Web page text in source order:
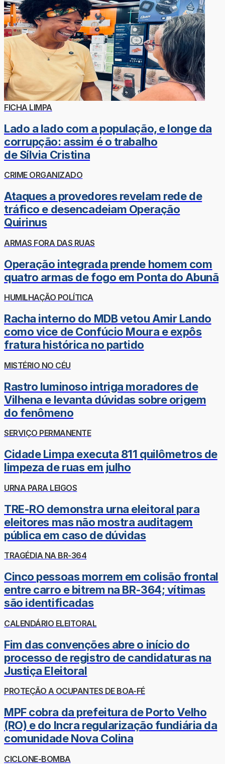
FICHA LIMPA
Lado a lado com a população, e longe da
corrupção: assim é o trabalho
de Sílvia Cristina
CRIME ORGANIZADO
Ataques a provedores revelam rede de
tráfico e desencadeiam Operação
Quirinus
ARMAS FORA DAS RUAS
Operação integrada prende homem com
quatro armas de fogo em Ponta do Abunã
HUMILHAÇÃO POLÍTICA
Racha interno do MDB vetou Amir Lando
como vice de Confúcio Moura e expôs
fratura histórica no partido
MISTÉRIO NO CÉU
Rastro luminoso intriga moradores de
Vilhena e levanta dúvidas sobre origem
do fenômeno
SERVIÇO PERMANENTE
Cidade Limpa executa 811 quilômetros de
limpeza de ruas em julho
URNA PARA LEIGOS
TRE-RO demonstra urna eleitoral para
eleitores mas não mostra auditagem
pública em caso de dúvidas
TRAGÉDIA NA BR-364
Cinco pessoas morrem em colisão frontal
entre carro e bitrem na BR-364; vítimas
são identificadas
CALENDÁRIO ELEITORAL
Fim das convenções abre o início do
processo de registro de candidaturas na
Justiça Eleitoral
PROTEÇÃO A OCUPANTES DE BOA-FÉ
MPF cobra da prefeitura de Porto Velho
(RO) e do Incra regularização fundiária da
comunidade Nova Colina
CICLONE-BOMBA